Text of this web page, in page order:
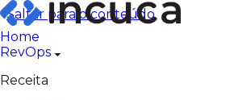
Pular
para
o
conteúdo
Saltar para o conteúdo
Home
RevOps
Receita